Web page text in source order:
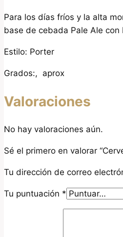
Para los días fríos y la alta
base de cebada Pale Ale
Estilo: Porter
Grados:, aprox
Valoraciones
No hay valoraciones aún.
Sé el primero en valorar
Tu dirección de correo
Tu puntuación *